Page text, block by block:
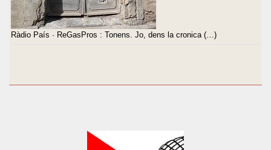
Ràdio País · ReGasPros : Tonens. Jo, dens la cronica (…)